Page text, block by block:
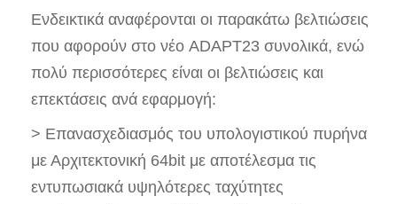
Ενδεικτικά αναφέρονται οι παρακάτω βελτιώσεις
που αφορούν στο νέο ADAPT23 συνολικά, ενώ
πολύ περισσότερες είναι οι βελτιώσεις και
επεκτάσεις ανά εφαρμογή:
> Επανασχεδιασμός του υπολογιστικού πυρήνα
με Αρχιτεκτονική 64bit με αποτέλεσμα τις
εντυπωσιακά υψηλότερες ταχύτητες